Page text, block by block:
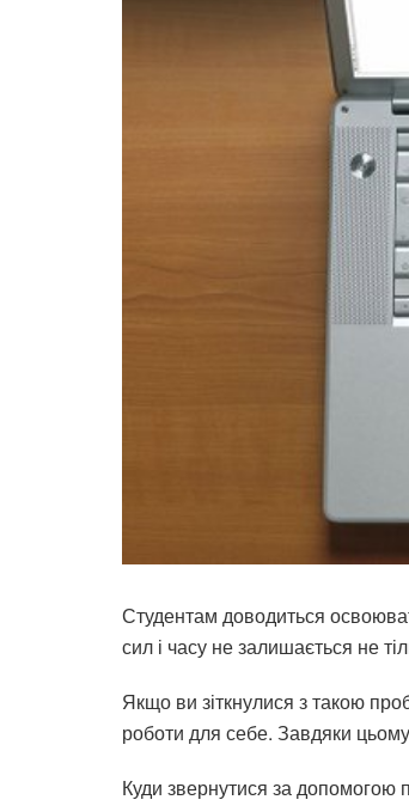
Студентам доводиться
сил і часу не залишається не
Якщо ви зіткнулися з такою
роботи для себе. Завдяки
Куди звернутися за допомогою